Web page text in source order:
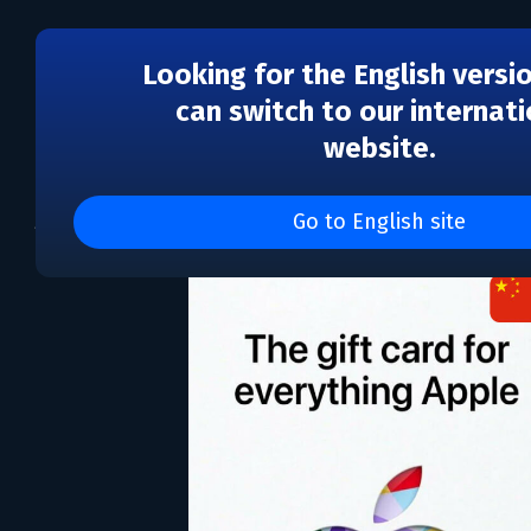
Looking for the English
can switch to our
website.
Go to English site
AppStore & iTunes 68